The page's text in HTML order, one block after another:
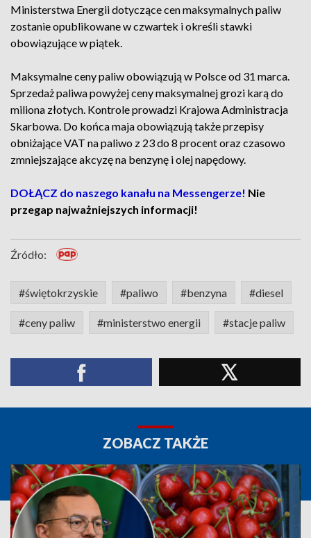
Ministerstwa Energii dotyczące cen maksymalnych paliw
zostanie opublikowane w czwartek i określi stawki
obowiązujące w piątek.
Maksymalne ceny paliw obowiązują w Polsce od 31 marca.
Sprzedaż paliwa powyżej ceny maksymalnej grozi karą do
miliona złotych. Kontrole prowadzi Krajowa Administracja
Skarbowa. Do końca maja obowiązują także przepisy
obniżające VAT na paliwo z 23 do 8 procent oraz czasowo
zmniejszające akcyzę na benzynę i olej napędowy.
DOŁĄCZ do naszego kanału na Messengerze! Nie
przegap najważniejszych informacji!
Źródło:
#świętokrzyskie #paliwo #benzyna #diesel
#ceny paliw #ministerstwo energii #stacje paliw
ZOBACZ TAKŻE